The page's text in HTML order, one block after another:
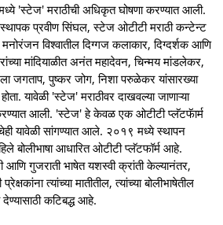
'स्टेज' मराठीची अधिकृत घोषणा करण्यात आली.
प्रवीण सिंघल, स्टेज ओटीटी मराठी कन्टेन्ट
विश्वातील दिग्गज कलाकार, दिग्दर्शक आणि
मांदियाळीत अनंत महादेवन, चिन्मय मांडलेकर,
जगताप, पुष्कर जोग, निशा परुळेकर यांसारख्या
यावेळी 'स्टेज' मराठीवर दाखवल्या जाणाऱ्या
करण्यात आली. 'स्टेज' हे केवळ एक ओटीटी प्लॅटफॅार्म
यावेळी सांगण्यात आले. २०१९ मध्ये स्थापन
बोलीभाषा आधारित ओटीटी प्लॅटफॉर्म आहे.
आणि गुजराती भाषेत यशस्वी क्रांती केल्यानंतर,
त्यांच्या मातीतील, त्यांच्या बोलीभाषेतील
कटिबद्ध आहे.